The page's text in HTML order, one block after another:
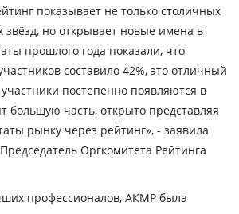
показывает не только столичных
но открывает новые имена в
прошлого года показали, что
составило 42%, это отличный
постепенно появляются в
большую часть, открыто представляя
рынку через рейтинг», - заявила
Оргкомитета Рейтинга
профессионалов, АКМР была